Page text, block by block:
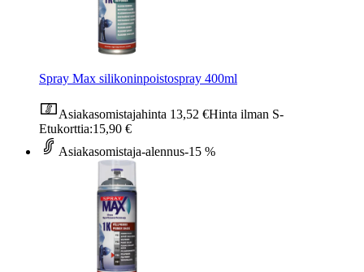
Spray Max silikoninpoistospray 400ml
Asiakasomistajahinta 13,52 €Hinta ilman S-
Etukorttia:15,90 €
Asiakasomistaja-alennus-15 %